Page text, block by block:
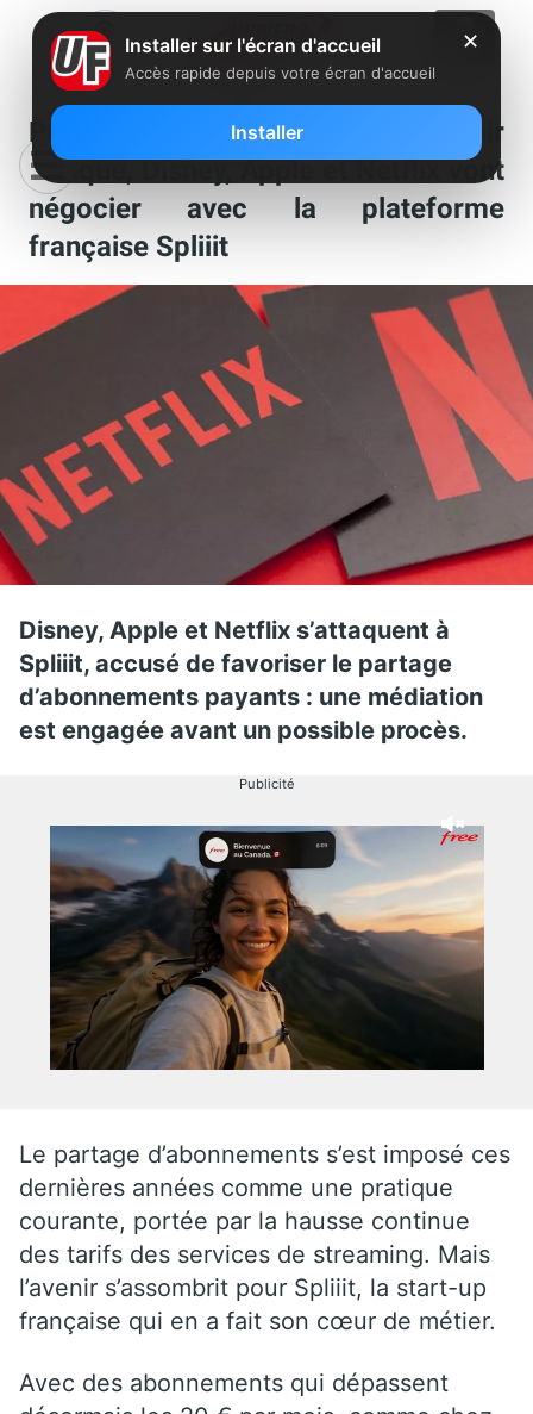
Partage de compte : après l’avoir
attaqué, Disney, Apple et Netflix vont
négocier avec la plateforme
française Spliiit
Disney, Apple et Netflix s’attaquent à
Spliiit, accusé de favoriser le partage
d’abonnements payants : une médiation
est engagée avant un possible procès.
Publicité
Le partage d’abonnements s’est imposé ces
dernières années comme une pratique
courante, portée par la hausse continue
des tarifs des services de streaming. Mais
l’avenir s’assombrit pour Spliiit, la start-up
française qui en a fait son cœur de métier.
Avec des abonnements qui dépassent
✕
Installer sur l'écran d'accueil
Accès rapide depuis votre écran d'accueil
Installer